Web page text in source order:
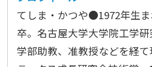
てしま・かつや●1972年生
卒。名古屋大学大学院工学
学部助教、准教授などを経